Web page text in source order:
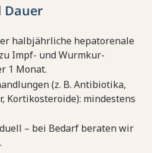
Dauer
halbjährliche hepatorenale
Impf- und Wurmkur-
1 Monat.
(z. B. Antibiotika,
Kortikosteroide): mindestens
– bei Bedarf beraten wir